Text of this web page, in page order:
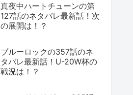
真夜中ハートチューンの第
127話のネタバレ最新話！次
の展開は！？
ブルーロックの357話のネ
タバレ最新話！U-20W杯の
戦況は！？